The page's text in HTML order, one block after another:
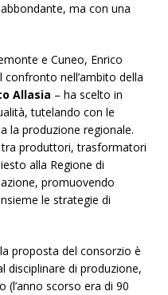
ma con una
e Cuneo, Enrico
confronto nell’ambito della
Allasia – ha scelto in
tutelando con le
la produzione regionale.
produttori, trasformatori
alla Regione di
promuovendo
le strategie di
proposta del consorzio è
disciplinare di produzione,
(l’anno scorso era di 90